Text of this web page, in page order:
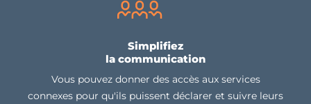
Simplifiez
la communication
Vous pouvez donner des accès aux services
connexes pour qu'ils puissent déclarer et suivre leurs